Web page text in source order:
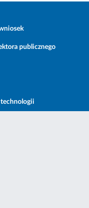
publicznego